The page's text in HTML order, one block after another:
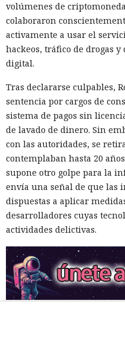
volúmenes de
colaboraron
activamente a usar el
hackeos, tráfico de drogas
digital.
Tras declararse culpables,
sentencia por cargos de
sistema de pagos sin
de lavado de dinero. Sin
con las autoridades, se
contemplaban hasta 20
supone otro golpe para la
envía una señal de que las
dispuestas a aplicar
desarrolladores cuyas
actividades delictivas.